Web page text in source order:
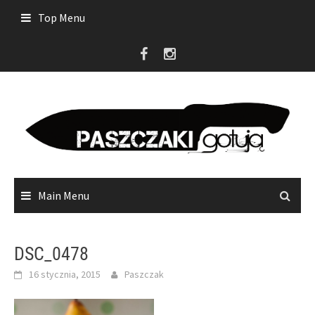
Top Menu
Main Menu
DSC_0478
16 stycznia, 2015 Paszczak